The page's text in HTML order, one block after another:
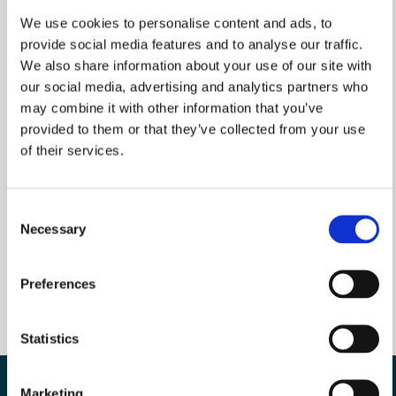
We use cookies to personalise content and ads, to
provide social media features and to analyse our traffic.
We also share information about your use of our site with
our social media, advertising and analytics partners who
may combine it with other information that you’ve
provided to them or that they’ve collected from your use
of their services.
Selection
Necessary
Preferences
Statistics
Marketing
Få oppdateringer om kurstilbud og nye
læringsressurser
Ditt navn